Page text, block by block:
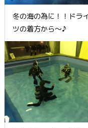
冬の海の為に！！ドラ
ツの着方から～♪